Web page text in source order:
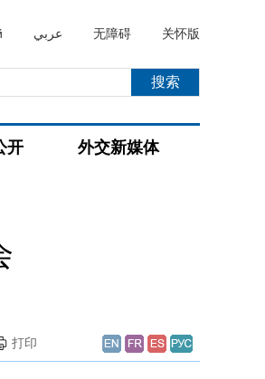
عربي 无障碍 关怀版
开 外交新媒体
打印